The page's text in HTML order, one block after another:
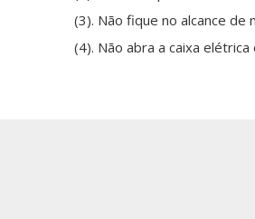
(3). Não fique no alcance
(4). Não abra a caixa